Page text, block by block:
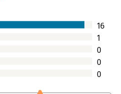
Lees verder16
1
0
0
0